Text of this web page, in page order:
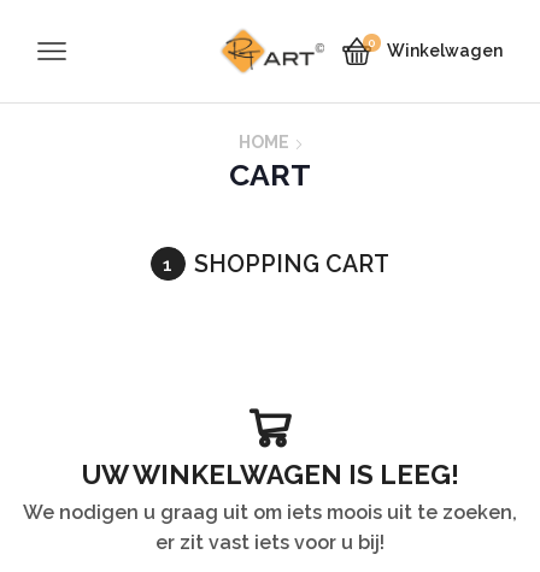
0 Winkelwagen
HOME
CART
SHOPPING CART
UW WINKELWAGEN IS LEEG!
We nodigen u graag uit om iets moois uit te zoeken,
er zit vast iets voor u bij!